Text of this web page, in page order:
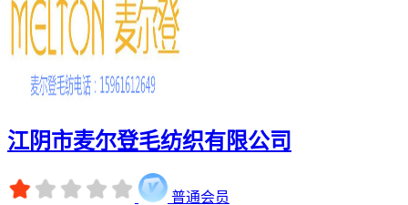
江阴市麦尔登毛纺织有限公司
普通会员